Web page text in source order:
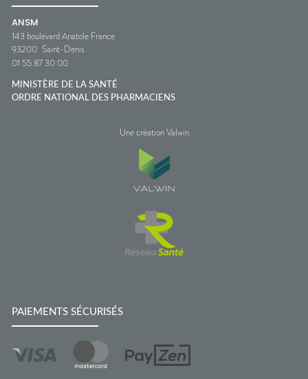
ANSM
143 boulevard Anatole France
93200 Saint-Denis
01 55 87 30 00
MINISTÈRE DE LA SANTÉ
ORDRE NATIONAL DES PHARMACIENS
Une création Valwin
PAIEMENTS SÉCURISÉS